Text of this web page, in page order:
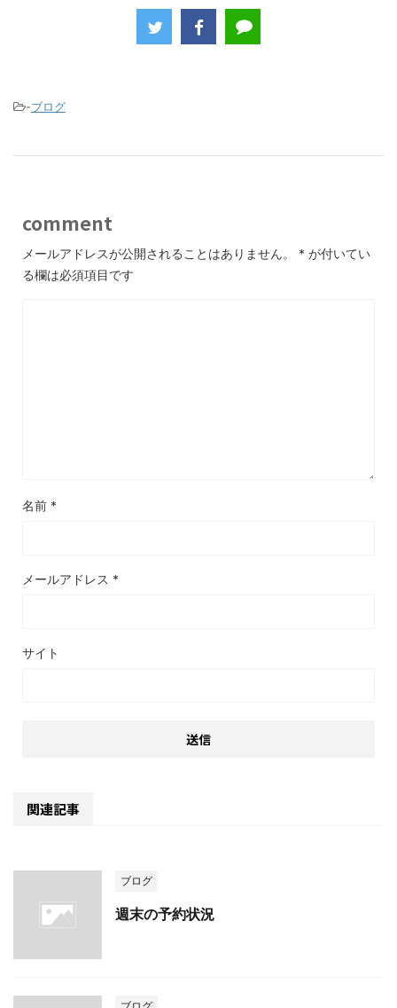
o
k
-ブログ
comment
メールアドレスが公開されることはありません。 * が付いてい
る欄は必須項目です
名前 *
メールアドレス *
サイト
関連記事
ブログ
週末の予約状況